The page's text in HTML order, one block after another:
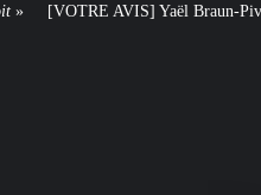
doit-elle renoncer à son projet